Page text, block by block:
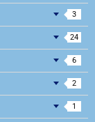
3
24
6
2
1